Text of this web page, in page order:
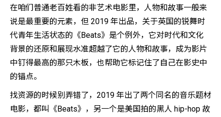
在咱们普通老百姓看的非艺术电影里，人物和故事一般来
说是最重要的元素，但 2019 年出品，关于英国的锐舞时
代青年生活状态的《Beats》是个例外，它对时代和文化
背景的还原和展现水准超越了它的人物和故事，成为影片
中钉得最高的那只木板，也帮助它标记住了自己在影史中
的锚点。
找资源的时候别弄错了，2019 年出了两个同名的音乐题材
电影，都叫《Beats》，另一个是美国拍的黑人 hip-hop 故